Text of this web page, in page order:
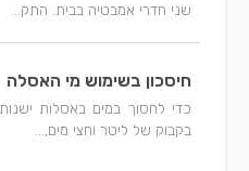
שני חדרי אמבטיה בבית. התק...
חיסכון בשימוש מי האסלה
בקבוק של ליטר וחצי מים,...